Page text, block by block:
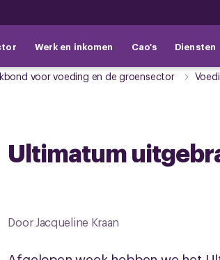
Werk en inkomen Cao's Diensten
voor voeding en de groensector
Ultimatum
Door Jacqueline Kraan